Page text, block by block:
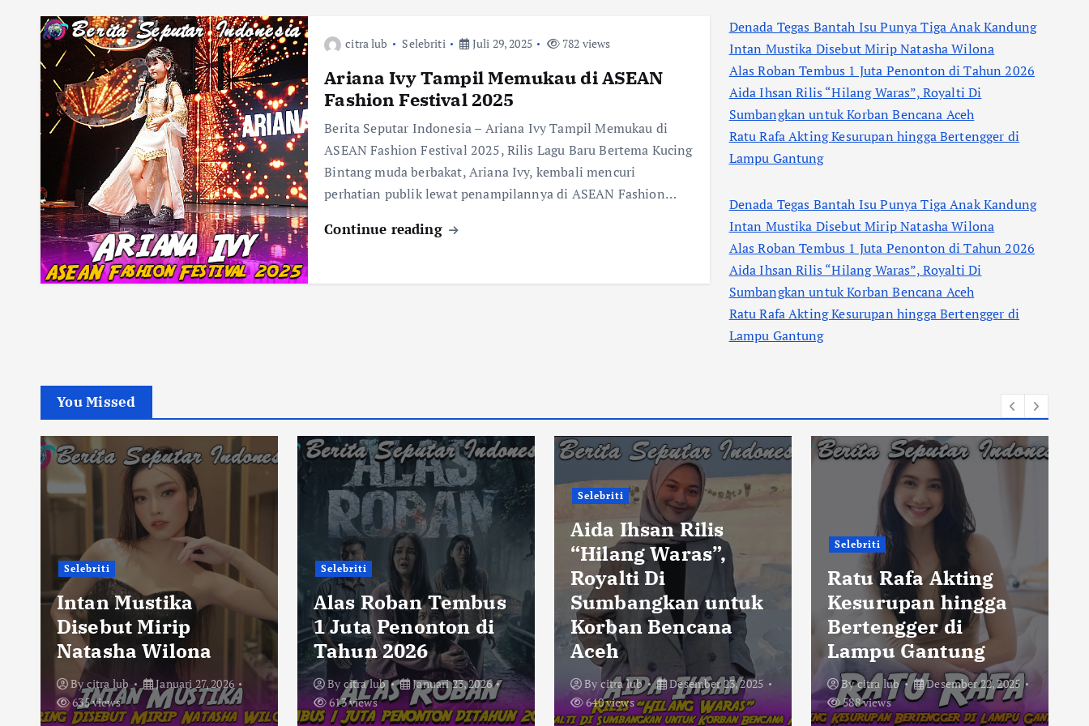
citra lub Selebriti Juli 29, 2025 782 views
Ariana Ivy Tampil Memukau di ASEAN
Fashion Festival 2025
Berita Seputar Indonesia – Ariana Ivy Tampil Memukau di
ASEAN Fashion Festival 2025, Rilis Lagu Baru Bertema Kucing
Bintang muda berbakat, Ariana Ivy, kembali mencuri
perhatian publik lewat penampilannya di ASEAN Fashion…
Continue reading
Denada Tegas Bantah Isu Punya Tiga Anak Kandung
Intan Mustika Disebut Mirip Natasha Wilona
Alas Roban Tembus 1 Juta Penonton di Tahun 2026
Aida Ihsan Rilis “Hilang Waras”, Royalti Di
Sumbangkan untuk Korban Bencana Aceh
Ratu Rafa Akting Kesurupan hingga Bertengger di
Lampu Gantung
Denada Tegas Bantah Isu Punya Tiga Anak Kandung
Intan Mustika Disebut Mirip Natasha Wilona
Alas Roban Tembus 1 Juta Penonton di Tahun 2026
Aida Ihsan Rilis “Hilang Waras”, Royalti Di
Sumbangkan untuk Korban Bencana Aceh
Ratu Rafa Akting Kesurupan hingga Bertengger di
Lampu Gantung
You Missed
Selebriti
Intan Mustika
Disebut Mirip
Natasha Wilona
By citra lub
Januari 27, 2026
635 views
Selebriti
Alas Roban Tembus
1 Juta Penonton di
Tahun 2026
By citra lub
Januari 23, 2026
613 views
Selebriti
Aida Ihsan Rilis
“Hilang Waras”,
Royalti Di
Sumbangkan untuk
Korban Bencana
Aceh
By citra lub
Desember 23, 2025
640 views
Selebriti
Ratu Rafa Akting
Kesurupan hingga
Bertengger di
Lampu Gantung
Bycitra lub
Desember 22, 2025
588 views